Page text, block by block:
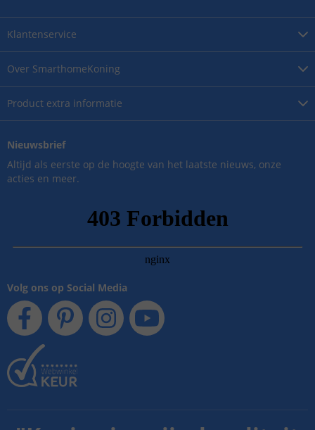
Over SmarthomeKoning
Product extra informatie
Klantenservice
Nieuwsbrief
Altijd als eerste op de hoogte van het laatste nieuws, onze
acties en meer.
Volg ons op Social Media